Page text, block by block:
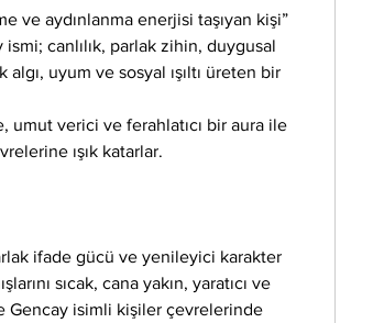
ve aydınlanma enerjisi taşıyan kişi”
ismi; canlılık, parlak zihin, duygusal
uyum ve sosyal ışıltı üreten bir
verici ve ferahlatıcı bir aura ile
ışık katarlar.
ifade gücü ve yenileyici karakter
sıcak, cana yakın, yaratıcı ve
Gencay isimli kişiler çevrelerinde